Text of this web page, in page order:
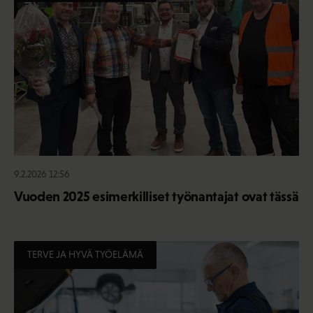
9.2.2026 12:56
Vuoden 2025 esimerkilliset työnantajat ovat tässä
TERVE JA HYVÄ TYÖELÄMÄ